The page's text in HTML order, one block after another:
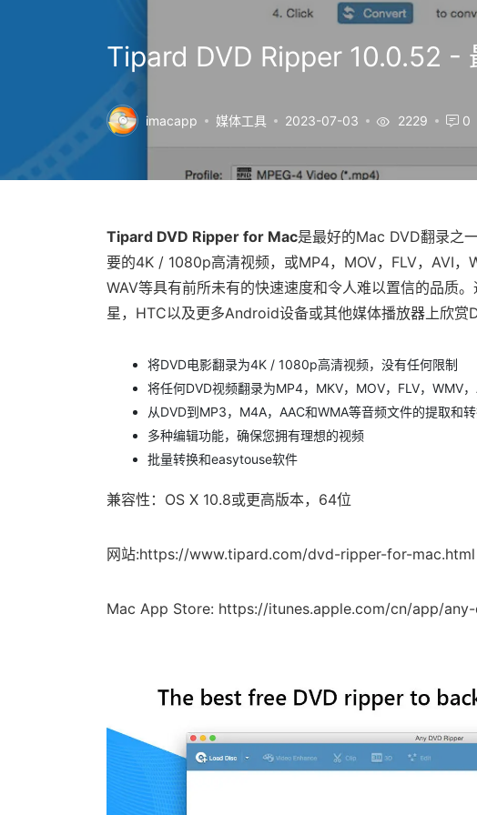
Tipard DVD Ripper 10.0.52 -
imacapp 媒体工具 2023-07-03 2229 0
Tipard DVD Ripper for Mac是最好的Mac DVD翻录之
要的4K / 1080p高清视频，或MP4，MOV，FLV，AVI，
WAV等具有前所未有的快速速度和令人难以置信的品质
星，HTC以及更多Android设备或其他媒体播放器上欣赏
将DVD电影翻录为4K / 1080p高清视频，没有任何限制
将任何DVD视频翻录为MP4，MKV，MOV，FLV，WMV
从DVD到MP3，M4A，AAC和WMA等音频文件的提取和
多种编辑功能，确保您拥有理想的视频
批量转换和easytouse软件
兼容性：OS X 10.8或更高版本，64位
网站:https://www.tipard.com/dvd-ripper-for-mac.html
Mac App Store: https://itunes.apple.com/cn/app/